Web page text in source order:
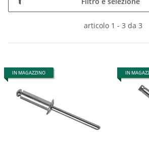
articolo 1 - 3 da 3
IN MAGAZZINO IN